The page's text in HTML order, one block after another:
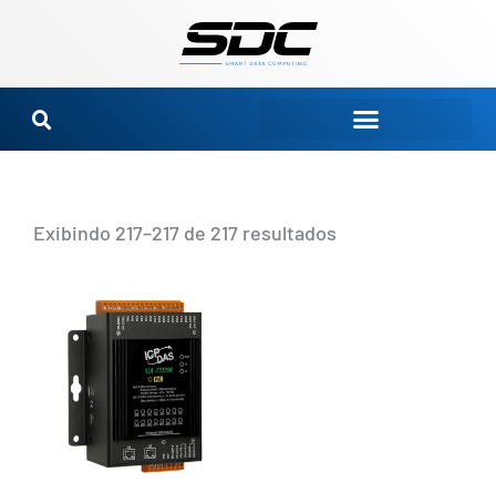
conteúdo
Exibindo 217–217 de 217 resultados